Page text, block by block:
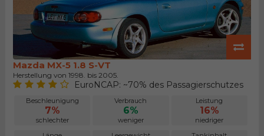
Mazda MX-5 1.8 S-VT
Herstellung von 1998. bis 2005.
EuroNCAP: ~70% des Passagierschutzes
Beschleunigung
7%
schlechter
Verbrauch
6%
weniger
Leistung
16%
niedriger